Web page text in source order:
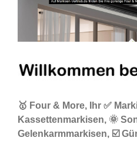
🥇 Four & More, Ihr ✅
Kassettenmarkisen, 🌞
Gelenkarmmarkisen, ☑️